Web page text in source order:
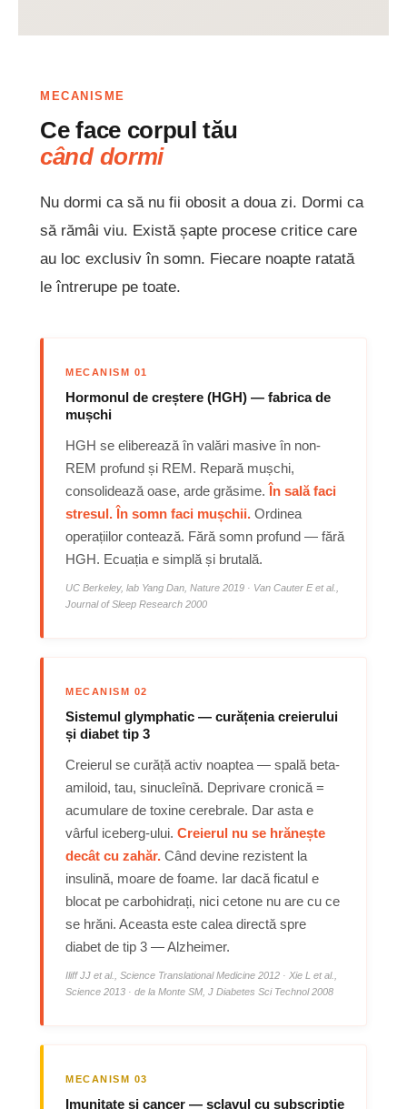
MECANISME
Ce face corpul tău
când dormi
Nu dormi ca să nu fii obosit a doua zi. Dormi ca
să rămâi viu. Există șapte procese critice care
au loc exclusiv în somn. Fiecare noapte ratată
le întrerupe pe toate.
MECANISM 01
Hormonul de creștere (HGH) — fabrica de
mușchi
HGH se eliberează în valări masive în non-
REM profund și REM. Repară mușchi,
consolidează oase, arde grăsime. În sală faci
stresul. În somn faci mușchii. Ordinea
operațiilor contează. Fără somn profund — fără
HGH. Ecuația e simplă și brutală.
UC Berkeley, lab Yang Dan, Nature 2019 · Van Cauter E et al.,
Journal of Sleep Research 2000
MECANISM 02
Sistemul glymphatic — curățenia creierului
și diabet tip 3
Creierul se curăță activ noaptea — spală beta-
amiloid, tau, sinucleînă. Deprivare cronică =
acumulare de toxine cerebrale. Dar asta e
vârful iceberg-ului. Creierul nu se hrănește
decât cu zahăr. Când devine rezistent la
insulină, moare de foame. Iar dacă ficatul e
blocat pe carbohidrați, nici cetone nu are cu ce
se hrăni. Aceasta este calea directă spre
diabet de tip 3 — Alzheimer.
Iliff JJ et al., Science Translational Medicine 2012 · Xie L et al.,
Science 2013 · de la Monte SM, J Diabetes Sci Technol 2008
MECANISM 03
Imunitate și cancer — sclavul cu subscripție